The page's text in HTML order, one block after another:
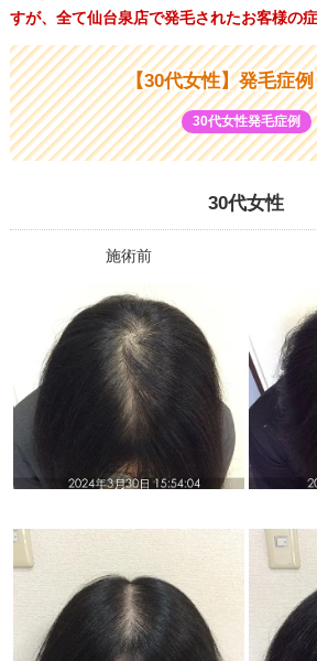
すが、全て仙台泉店で発毛されたお客様の症
【30代女性】発毛症
30代女性発毛症例
30代女性
施術前